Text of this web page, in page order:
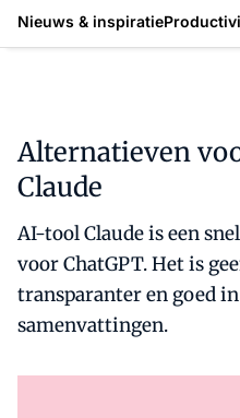
Nieuws & inspiratie
Alternatieven
Claude
AI-tool Claude is een
voor ChatGPT. Het is
transparanter en goed
samenvattingen.